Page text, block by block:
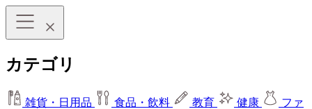
カテゴリ
雑貨・日用品 食品・飲料 教育 健康
ファ